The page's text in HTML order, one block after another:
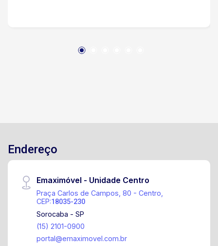
comodidade, espaço e praticidade, em uma
Endereço
Emaximóvel - Unidade Centro
Praça Carlos de Campos, 80 - Centro,
CEP:18035-230
Sorocaba - SP
(15) 2101-0900
portal@emaximovel.com.br